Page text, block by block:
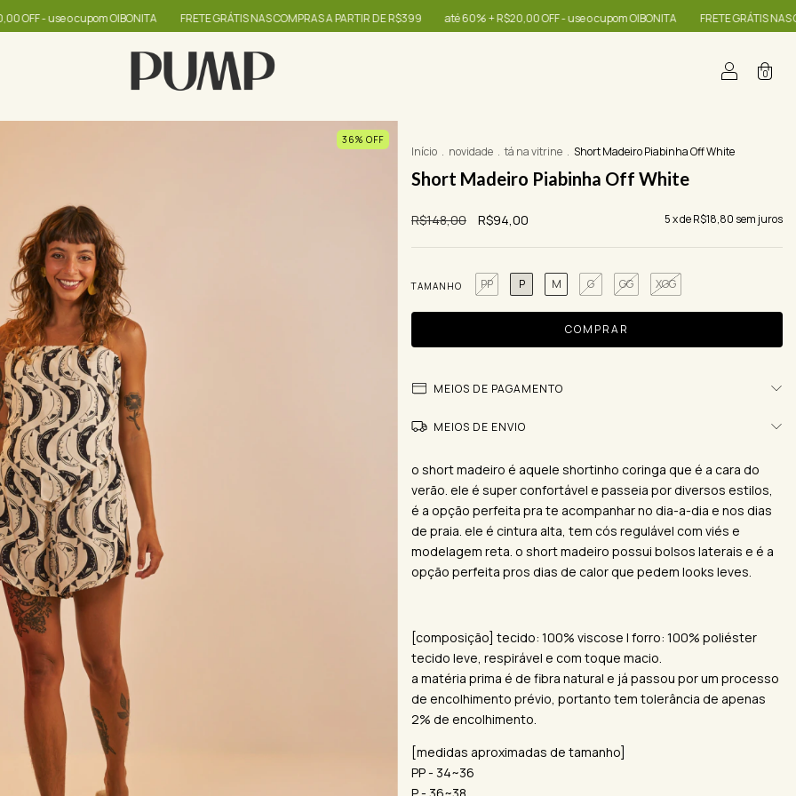
FRETE GRÁTIS NAS COMPRAS A PARTIR DE R$399 até 60% + R$20,00 OFF - use o cupom OIBONITA FRETE GRÁTIS NAS COMPRAS A PARTIR DE R$399
0
36% OFF
Início . novidade . tá na vitrine . Short Madeiro Piabinha Off White
Short Madeiro Piabinha Off White
R$148,00 R$94,00 5x deR$18,80 sem juros
TAMANHO PP P M G GG XGG
MEIOS DE PAGAMENTO
MEIOS DE ENVIO
o short madeiro é aquele shortinho coringa que é a cara do
verão. ele é super confortável e passeia por diversos estilos,
é a opção perfeita pra te acompanhar no dia-a-dia e nos dias
de praia. ele é cintura alta, tem cós regulável com viés e
modelagem reta. o short madeiro possui bolsos laterais e é a
opção perfeita pros dias de calor que pedem looks leves.
[composição] tecido: 100% viscose | forro: 100% poliéster
tecido leve, respirável e com toque macio.
a matéria prima é de fibra natural e já passou por um processo
de encolhimento prévio, portanto tem tolerância de apenas
2% de encolhimento.
[medidas aproximadas de tamanho]
PP - 34~36